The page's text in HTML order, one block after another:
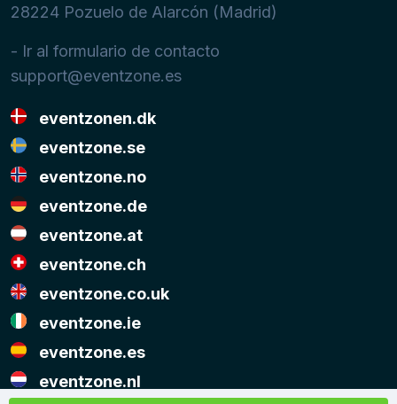
28224 Pozuelo de Alarcón (Madrid)
- Ir al formulario de contacto
support@eventzone.es
eventzonen.dk
eventzone.se
eventzone.no
eventzone.de
eventzone.at
eventzone.ch
eventzone.co.uk
eventzone.ie
eventzone.es
eventzone.nl